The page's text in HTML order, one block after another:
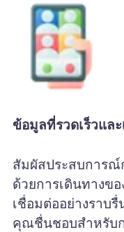
ข้อมูลที่รวดเร็วแล
สัมผัสประสบการณ์
ด้วยการเดินทางขอ
เชื่อมต่ออย่างราบ
คุณชื่นชอบสำหรับ